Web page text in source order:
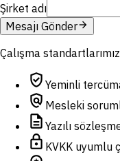
Şirket adı
Mesajı Gönderarrow_forward
Çalışma standartlarımız
verified_user Yeminli
policy Mesleki
description Yazılı
lock KVKK uyumlu